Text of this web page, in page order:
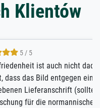
Klientów
dadurch
einer
(sollte eine